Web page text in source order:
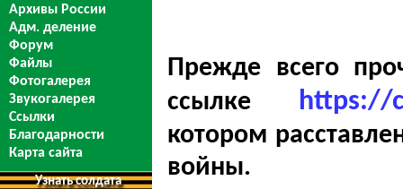
Архивы России
Адм. деление
Форум
Файлы
Фотогалерея
Звукогалерея
Ссылки
Благодарности
Карта сайта
Узнать солдата
Прежде всего
ссылке https://
котором
войны.